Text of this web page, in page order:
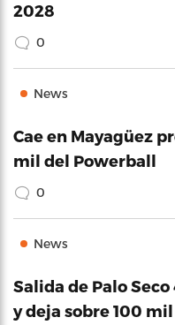
2028
0
News
Cae en Mayagüez
mil del Powerball
0
News
Salida de Palo
y deja sobre 100